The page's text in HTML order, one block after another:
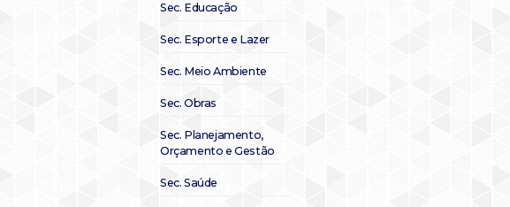
Sec. Educação
Sec. Esporte e Lazer
Sec. Meio Ambiente
Sec. Obras
Sec. Planejamento,
Orçamento e Gestão
Sec. Saúde